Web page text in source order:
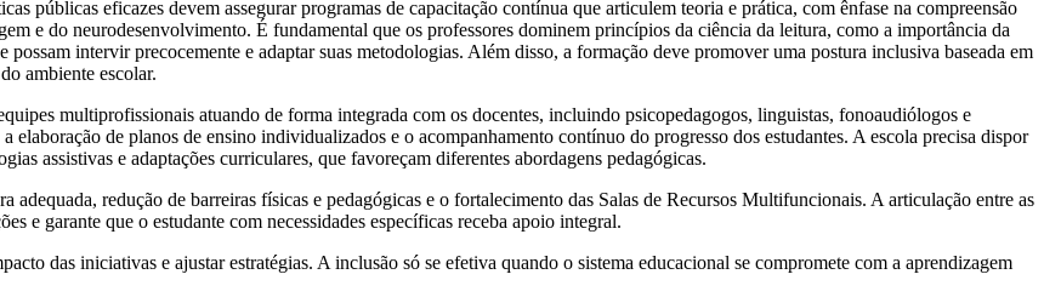
públicas eficazes devem assegurar programas de capacitação contínua que articulem teoria e prática, com ênfase na compreensão
e do neurodesenvolvimento. É fundamental que os professores dominem princípios da ciência da leitura, como a importância da
intervir precocemente e adaptar suas metodologias. Além disso, a formação deve promover uma postura inclusiva baseada em
ambiente escolar.
multiprofissionais atuando de forma integrada com os docentes, incluindo psicopedagogos, linguistas, fonoaudiólogos e
de planos de ensino individualizados e o acompanhamento contínuo do progresso dos estudantes. A escola precisa dispor
assistivas e adaptações curriculares, que favoreçam diferentes abordagens pedagógicas.
redução de barreiras físicas e pedagógicas e o fortalecimento das Salas de Recursos Multifuncionais. A articulação entre as
e garante que o estudante com necessidades específicas receba apoio integral.
das iniciativas e ajustar estratégias. A inclusão só se efetiva quando o sistema educacional se compromete com a aprendizagem